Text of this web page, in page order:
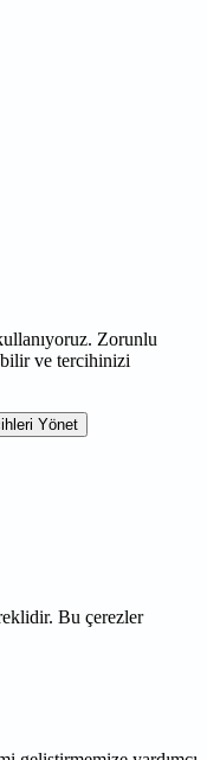
Zorunlu
ve tercihinizi
Yönet
Bu çerezler